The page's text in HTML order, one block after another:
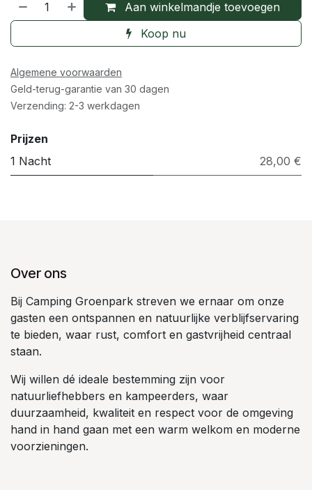
Aan winkelmandje toevoegen
Koop nu
Algemene voorwaarden
Geld-terug-garantie van 30 dagen
Verzending: 2-3 werkdagen
Prijzen
1 Nacht
28,00 €
Over ons
Bij Camping Groenpark streven we ernaar om onze
gasten een ontspannen en natuurlijke verblijfservaring
te bieden, waar rust, comfort en gastvrijheid centraal
staan.
Wij willen dé ideale bestemming zijn voor
natuurliefhebbers en kampeerders, waar
duurzaamheid, kwaliteit en respect voor de omgeving
hand in hand gaan met een warm welkom en moderne
voorzieningen.